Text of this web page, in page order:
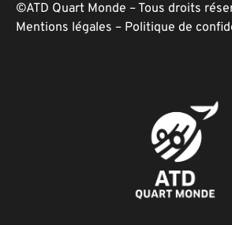
©ATD Quart Monde – Tous droits
Mentions légales – Politique de